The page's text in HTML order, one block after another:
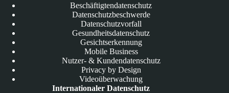
Beschäftigtendatenschutz
Datenschutzbeschwerde
Datenschutzvorfall
Gesundheitsdatenschutz
Gesichtserkennung
Mobile Business
Nutzer- & Kundendatenschutz
Privacy by Design
Videoüberwachung
Internationaler Datenschutz